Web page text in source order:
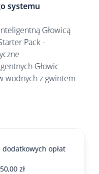
systemu
Głowicą
Pack -
Głowic
wodnych z gwintem
dodatkowych opłat
zł